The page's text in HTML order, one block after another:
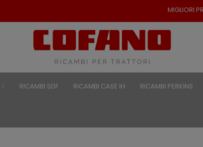
MIGLIORI PREZZI PER
RICAMBI SDF RICAMBI CASE IH RICAMBI PERKINS